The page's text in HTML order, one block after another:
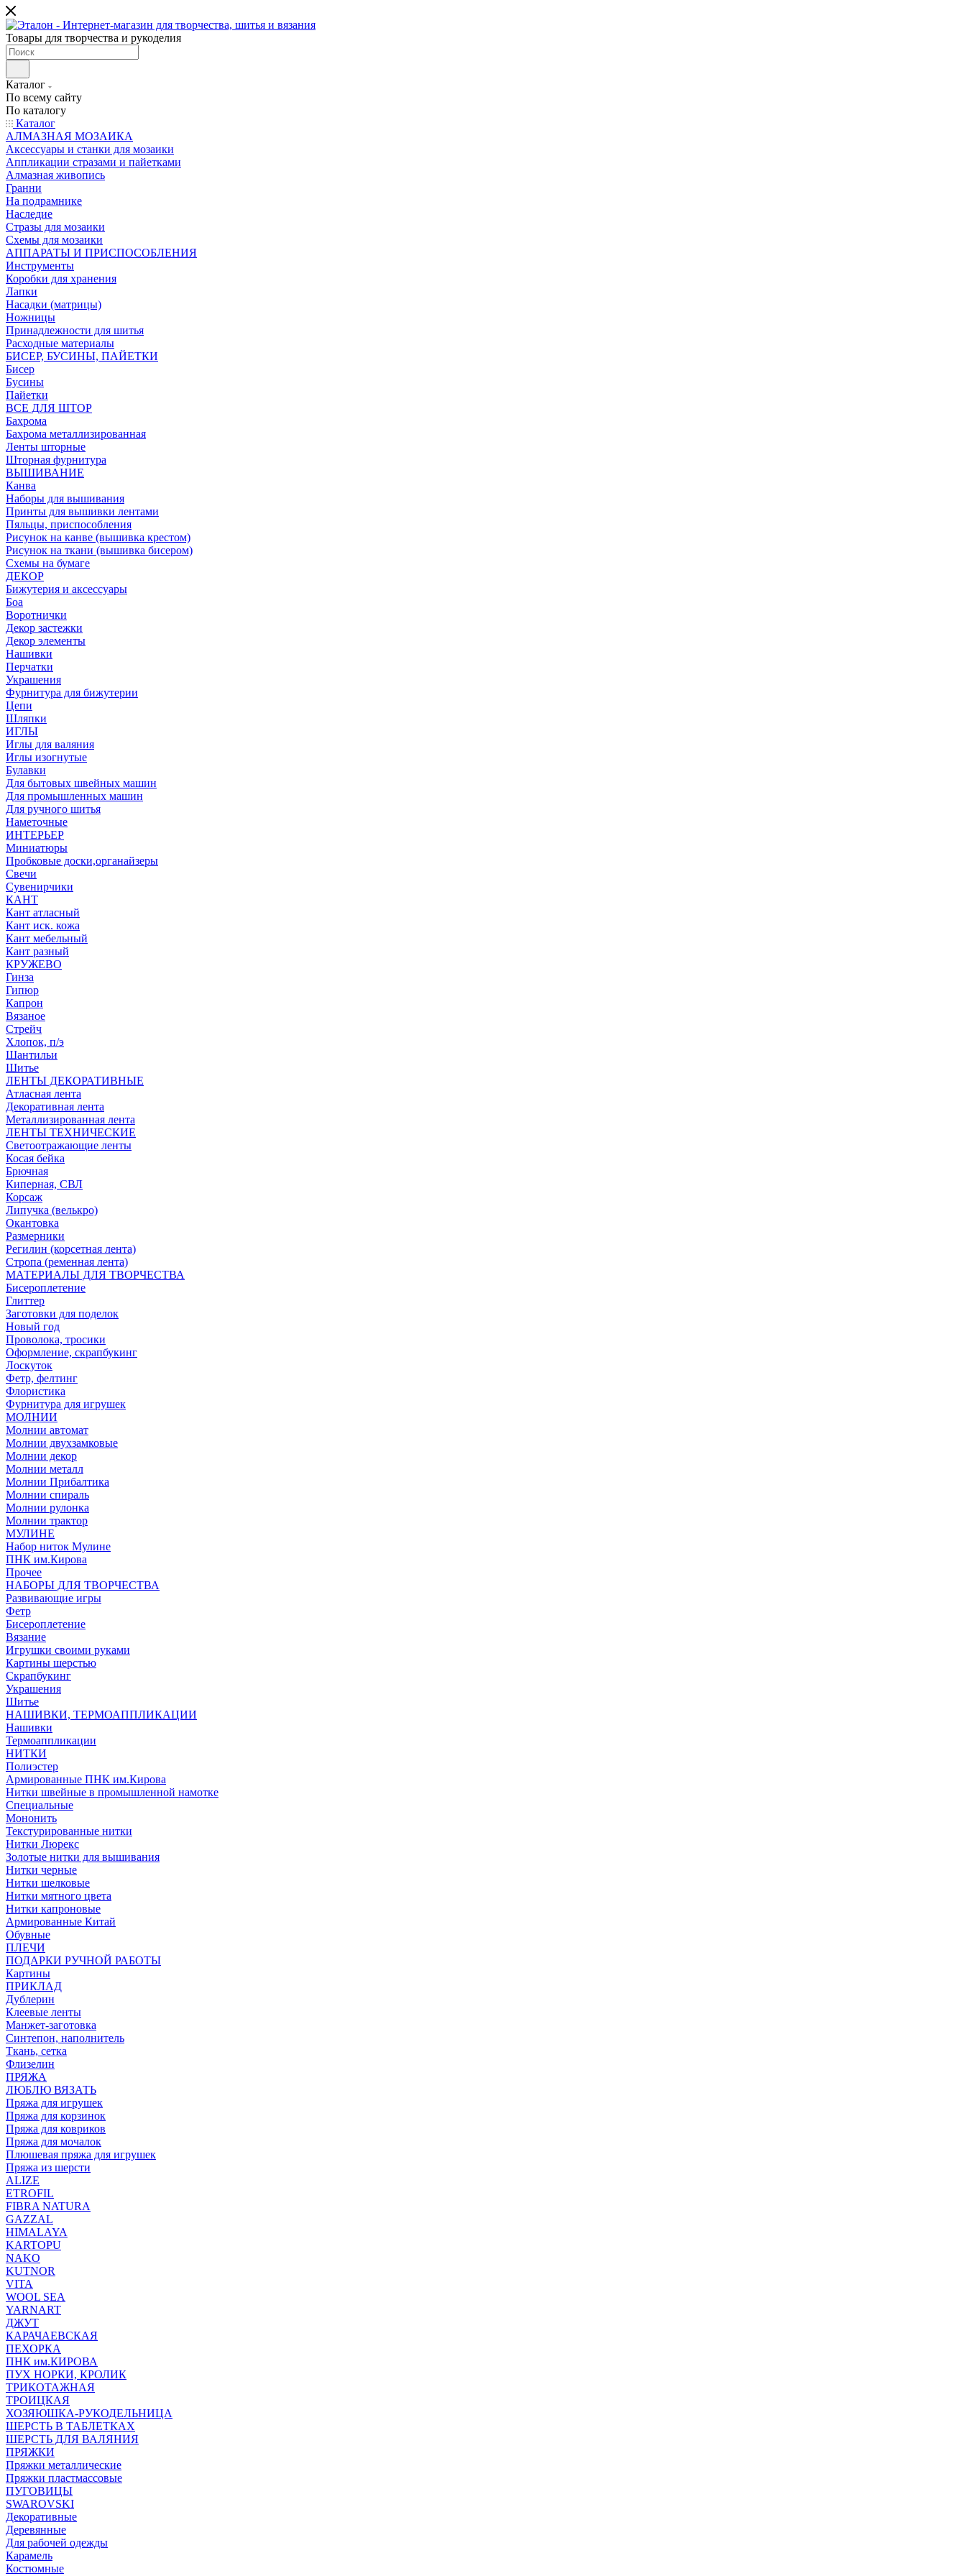
Товары для творчества и рукоделия
Каталог
По всему сайту
По каталогу
Каталог
АЛМАЗНАЯ МОЗАИКА
Аксессуары и станки для мозаики
Аппликации стразами и пайетками
Алмазная живопись
Гранни
На подрамнике
Наследие
Стразы для мозаики
Схемы для мозаики
АППАРАТЫ И ПРИСПОСОБЛЕНИЯ
Инструменты
Коробки для хранения
Лапки
Насадки (матрицы)
Ножницы
Принадлежности для шитья
Расходные материалы
БИСЕР, БУСИНЫ, ПАЙЕТКИ
Бисер
Бусины
Пайетки
ВСЕ ДЛЯ ШТОР
Бахрома
Бахрома металлизированная
Ленты шторные
Шторная фурнитура
ВЫШИВАНИЕ
Канва
Наборы для вышивания
Принты для вышивки лентами
Пяльцы, приспособления
Рисунок на канве (вышивка крестом)
Рисунок на ткани (вышивка бисером)
Схемы на бумаге
ДЕКОР
Бижутерия и аксессуары
Боа
Воротнички
Декор застежки
Декор элементы
Нашивки
Перчатки
Украшения
Фурнитура для бижутерии
Цепи
Шляпки
ИГЛЫ
Иглы для валяния
Иглы изогнутые
Булавки
Для бытовых швейных машин
Для промышленных машин
Для ручного шитья
Наметочные
ИНТЕРЬЕР
Миниатюры
Пробковые доски,органайзеры
Свечи
Сувенирчики
КАНТ
Кант атласный
Кант иск. кожа
Кант мебельный
Кант разный
КРУЖЕВО
Гинза
Гипюр
Капрон
Вязаное
Стрейч
Хлопок, п/э
Шантильи
Шитье
ЛЕНТЫ ДЕКОРАТИВНЫЕ
Атласная лента
Декоративная лента
Металлизированная лента
ЛЕНТЫ ТЕХНИЧЕСКИЕ
Светоотражающие ленты
Косая бейка
Брючная
Киперная, СВЛ
Корсаж
Липучка (велькро)
Окантовка
Размерники
Регилин (корсетная лента)
Стропа (ременная лента)
МАТЕРИАЛЫ ДЛЯ ТВОРЧЕСТВА
Бисероплетение
Глиттер
Заготовки для поделок
Новый год
Проволока, тросики
Оформление, скрапбукинг
Лоскуток
Фетр, фелтинг
Флористика
Фурнитура для игрушек
МОЛНИИ
Молнии автомат
Молнии двухзамковые
Молнии декор
Молнии металл
Молнии Прибалтика
Молнии спираль
Молнии рулонка
Молнии трактор
МУЛИНЕ
Набор ниток Мулине
ПНК им.Кирова
Прочее
НАБОРЫ ДЛЯ ТВОРЧЕСТВА
Развивающие игры
Фетр
Бисероплетение
Вязание
Игрушки своими руками
Картины шерстью
Скрапбукинг
Украшения
Шитье
НАШИВКИ, ТЕРМОАППЛИКАЦИИ
Нашивки
Термоаппликации
НИТКИ
Полиэстер
Армированные ПНК им.Кирова
Нитки швейные в промышленной намотке
Специальные
Мононить
Текстурированные нитки
Нитки Люрекс
Золотые нитки для вышивания
Нитки черные
Нитки шелковые
Нитки мятного цвета
Нитки капроновые
Армированные Китай
Обувные
ПЛЕЧИ
ПОДАРКИ РУЧНОЙ РАБОТЫ
Картины
ПРИКЛАД
Дублерин
Клеевые ленты
Манжет-заготовка
Синтепон, наполнитель
Ткань, сетка
Флизелин
ПРЯЖА
ЛЮБЛЮ ВЯЗАТЬ
Пряжа для игрушек
Пряжа для корзинок
Пряжа для ковриков
Пряжа для мочалок
Плюшевая пряжа для игрушек
Пряжа из шерсти
ALIZE
ETROFIL
FIBRA NATURA
GAZZAL
HIMALAYA
KARTOPU
NAKO
KUTNOR
VITA
WOOL SEA
YARNART
ДЖУТ
КАРАЧАЕВСКАЯ
ПЕХОРКА
ПНК им.КИРОВА
ПУХ НОРКИ, КРОЛИК
ТРИКОТАЖНАЯ
ТРОИЦКАЯ
ХОЗЯЮШКА-РУКОДЕЛЬНИЦА
ШЕРСТЬ В ТАБЛЕТКАХ
ШЕРСТЬ ДЛЯ ВАЛЯНИЯ
ПРЯЖКИ
Пряжки металлические
Пряжки пластмассовые
ПУГОВИЦЫ
SWAROVSKI
Декоративные
Деревянные
Для рабочей одежды
Карамель
Костюмные